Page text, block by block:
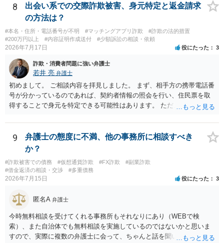
ば、最寄りの警察署に相談をしても良いかもしれません。 以上、ご参
考になれば幸いです。
8
出会い系での交際詐欺被害、身元特定と返金請求
の方法は？
#本名・住所・電話番号が不明 #マッチングアプリ詐欺
#詐欺の法的措置
#200万円以上
#内容証明作成送付 #少額訴訟の相談・依頼
2026年7月17日 役にたった 3
詐欺・消費者問題に強い弁護士
若井 亮 弁護士
初めまして。 ご相談内容を拝見しました。 まず、相手方の携帯電話番
号が分かっているのであれば、契約者情報の照会を行い、住民票を取
得することで身元を特定できる可能性はあります。 ただ、他人名義の
ろです。 LINEについても、詐欺の事案であれば照会できる可能性はあ
りますが、携帯電話の番号を経由する方法より難しくなります。 身元
を特定した後は、返金の理屈があるかどうかを確認していきます。 基
本的に贈与に該当する場合には返金請求ができません。 詐欺を含め、
当方に返金の理屈があるかどうかを確認していきます。 さらに、渡し
た金額について、裏付けがあるかどうかも精査します。 上記を経て、
からスタートすることになるでしょう。 ご理解のとおり、詐欺である
ことの立証は簡単ではありません。 刑事事件化が出来るのであれば、
返金交渉で有利になる可能性がありますが、民事上の詐欺の立証以上
に難しいところがあります。 こちらについては、一度、最寄りの警察
署に被害相談をするようにしてください。 具体的な見通しに関して
9
弁護士の態度に不満、他の事務所に相談すべき
か？
#詐欺被害での債務 #仮想通貨詐欺 #FX詐欺
#副業詐欺
#借金返済の相談・交渉
#多重債務
2026年7月15日 役にたった 3
匿名A 弁護士
今時無料相談を受けてくれる事務所もそれなりにあり（WEBで検
索）、また自治体でも無料相談を実施しているのではないかと思いま
すので、実際に複数の弁護士に会って、ちゃんと話を聞いてくれる